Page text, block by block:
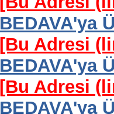
BEDAVA'ya
[Bu Adresi
BEDAVA'ya
[Bu Adresi
BEDAVA'ya